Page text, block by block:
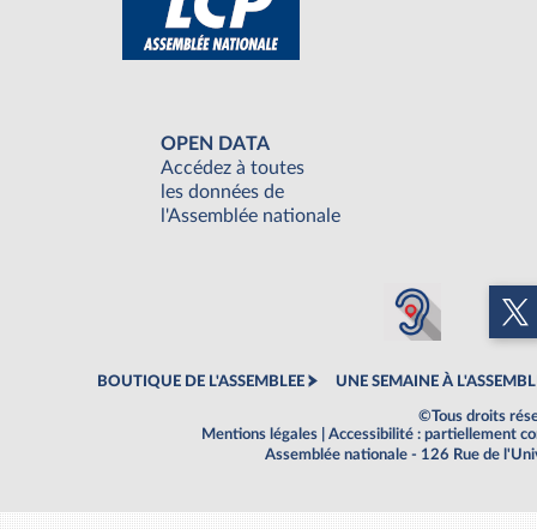
OPEN DATA
Accédez à toutes
les données de
l'Assemblée nationale
BOUTIQUE DE L'ASSEMBLEE UNE SEMAINE À
©Tous droits
Mentions légales
Accessibilité : partiellement
Assemblée nationale - 126 Rue de